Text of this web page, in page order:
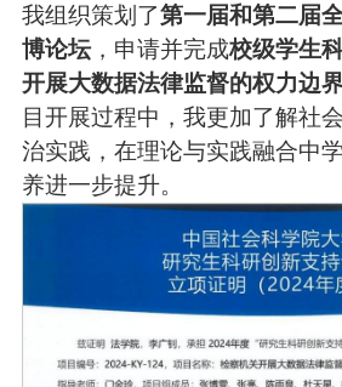
我组织策划了第一届和第二届
博论坛，申请并完成校级学生
开展大数据法律监督的权力边
目开展过程中，我更加了解社
治实践，在理论与实践融合中
养进一步提升。